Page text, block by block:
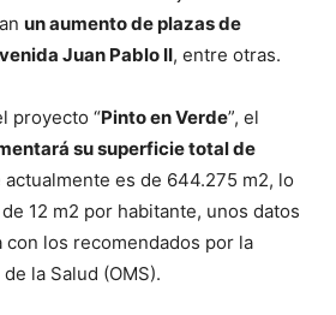
un aumento de plazas de
Juan Pablo II, entre otras.
proyecto “Pinto en Verde”, el
su superficie total de
actualmente es de 644.275 m2, lo
12 m2 por habitante, unos datos
con los recomendados por la
la Salud (OMS).